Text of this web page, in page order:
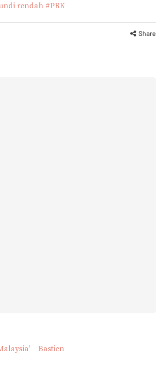
rendah #PRK
Share
– Bastien